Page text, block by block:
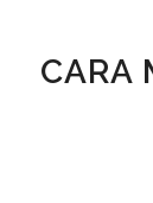
CARA